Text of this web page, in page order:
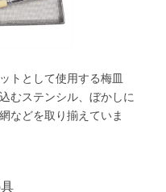
トとして使用する梅皿
むステンシル、ぼかしに
などを取り揃えていま